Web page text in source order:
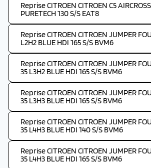
Reprise CITROEN CITROEN C5
PURETECH 130 S/S EAT8
Reprise CITROEN CITROEN JUMPER
L2H2 BLUE HDI 165 S/S BVM6
Reprise CITROEN CITROEN JUMPER
35 L3H2 BLUE HDI 165 S/S BVM6
Reprise CITROEN CITROEN JUMPER
35 L3H3 BLUE HDI 165 S/S BVM6
Reprise CITROEN CITROEN JUMPER
35 L4H3 BLUE HDI 140 S/S BVM6
Reprise CITROEN CITROEN JUMPER
35 L4H3 BLUE HDI 165 S/S BVM6